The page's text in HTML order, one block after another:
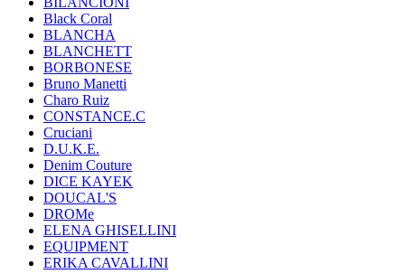
Black Coral
BLANCHA
BLANCHETT
BORBONESE
Bruno Manetti
Charo Ruiz
CONSTANCE.C
Cruciani
D.U.K.E.
Denim Couture
DICE KAYEK
DOUCAL'S
DROMe
ELENA GHISELLINI
EQUIPMENT
ERIKA CAVALLINI